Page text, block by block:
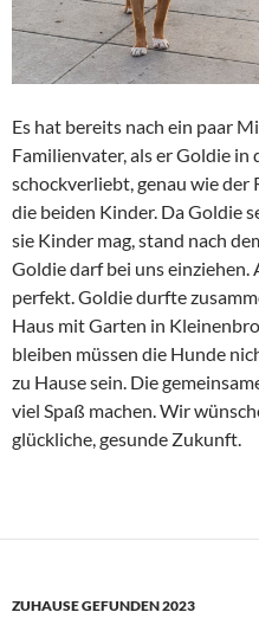
Es hat bereits nach ein paar
Familienvater, als er Goldie in
schockverliebt, genau wie der
die beiden Kinder. Da Goldie
sie Kinder mag, stand nach
Goldie darf bei uns einziehen.
perfekt. Goldie durfte
Haus mit Garten in
bleiben müssen die Hunde
zu Hause sein. Die
viel Spaß machen. Wir
glückliche, gesunde Zukunft.
ZUHAUSE GEFUNDEN 2023